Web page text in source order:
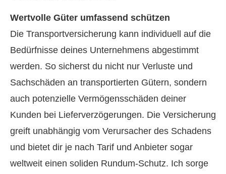
Wertvolle Güter umfassend schützen
Die Transportversicherung kann individuell auf die
Bedürfnisse deines Unternehmens abgestimmt
werden. So sicherst du nicht nur Verluste und
Sachschäden an transportierten Gütern, sondern
auch potenzielle Vermögensschäden deiner
Kunden bei Lieferverzögerungen. Die Versicherung
greift unabhängig vom Verursacher des Schadens
und bietet dir je nach Tarif und Anbieter sogar
weltweit einen soliden Rundum-Schutz. Ich sorge